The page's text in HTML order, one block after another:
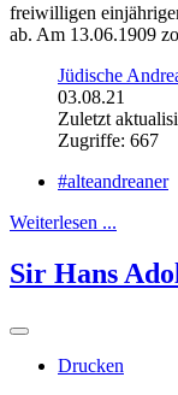
freiwilligen
ab. Am 13.06.1909
Jüdische
03.08.21
Zuletzt
Zugriffe: 667
#alteandreaner
Weiterlesen ...
Sir Hans
Drucken